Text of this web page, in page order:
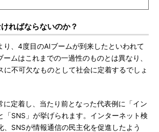
ればならないのか？
、4度目のAIブームが到来したといわれて
ームはこれまでの一過性のものとは異なり、
に不可欠なものとして社会に定着するでしょ
定着し、当たり前となった代表例に「イン
「SNS」が挙げられます。インターネット検
、SNSが情報通信の民主化を促進したよう